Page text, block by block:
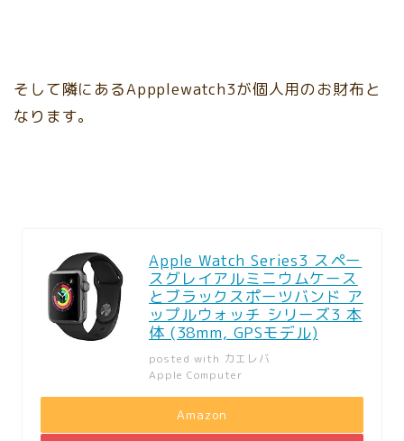
そして隣にあるAppplewatch3が個人用のお財布と
なります。
Apple Watch Series3 スペー
スグレイアルミニウムケース
とブラックスポーツバンド ア
ップルウォッチ シリーズ3 本
体 (38mm, GPSモデル)
posted with カエレバ
Apple Computer
Amazon